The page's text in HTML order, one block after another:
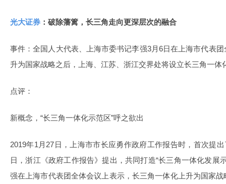
光大证券 ：破除藩篱，长三角走向更深层次的融合
事件：全国人大代表、上海市委书记李强3月6日在上海市代表
升为国家战略之后，上海、江苏、浙江交界处将设立长三角一体
点评：
新概念，“长三角一体化示范区”呼之欲出
2019年1月27日，上海市市长应勇作政府工作报告时，首次提
日，浙江《政府工作报告》提出，共同打造“长三角一体化发展
强在上海市代表团全体会议上表示，长三角一体化上升为国家